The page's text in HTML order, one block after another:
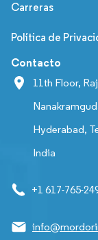
Carreras
Política de
Contacto
11th Floor,
Hyderabad,
India
+1 617-765-